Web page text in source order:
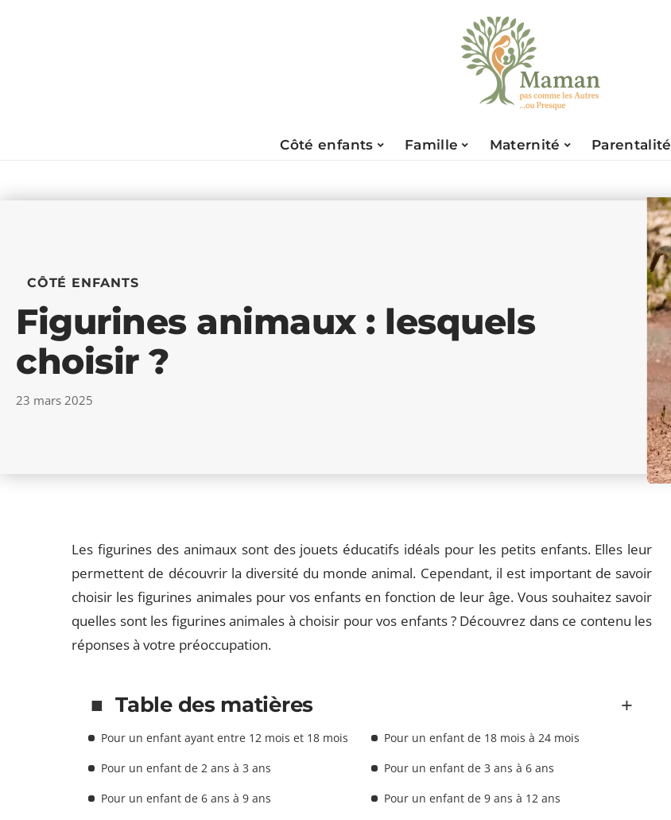
Côté enfants Famille Maternité Parentalité
CÔTÉ ENFANTS
Figurines animaux : lesquels
choisir ?
23 mars 2025
Les figurines des animaux sont des jouets éducatifs idéals pour les petits enfants. Elles leur
permettent de découvrir la diversité du monde animal. Cependant, il est important de savoir
choisir les figurines animales pour vos enfants en fonction de leur âge. Vous souhaitez savoir
quelles sont les figurines animales à choisir pour vos enfants ? Découvrez dans ce contenu les
réponses à votre préoccupation.
Table des matières
Pour un enfant ayant entre 12 mois et 18 mois
Pour un enfant de 18 mois à 24 mois
Pour un enfant de 2 ans à 3 ans
Pour un enfant de 3 ans à 6 ans
Pour un enfant de 6 ans à 9 ans
Pour un enfant de 9 ans à 12 ans